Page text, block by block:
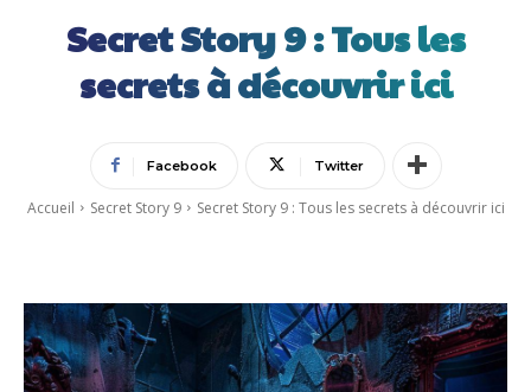
Secret Story 9 : Tous les
secrets à découvrir ici
Facebook Twitter
Accueil Secret Story 9 Secret Story 9 : Tous les secrets à découvrir ici